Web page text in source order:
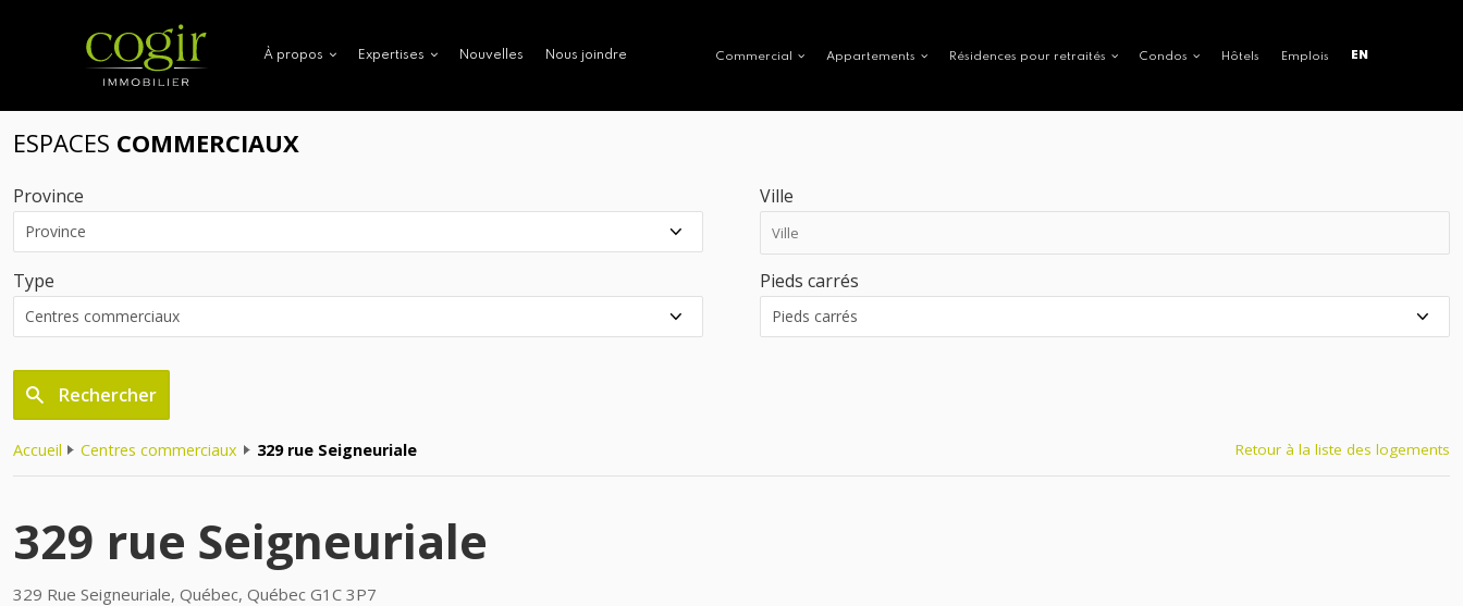
À propos Expertises Nouvelles Nous joindre Commercial Appartements Résidences pour retraités Condos Hôtels Emplois EN
ESPACES COMMERCIAUX
Province Ville
Type Pieds carrés
Rechercher
Accueil Centres commerciaux 329 rue Seigneuriale Retour à la liste des logements
329 rue Seigneuriale
329 Rue Seigneuriale, Québec, Québec G1C 3P7